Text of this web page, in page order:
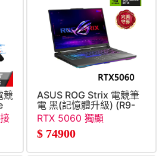
競
ASUS ROG Strix 電競筆
電 黑(記憶體升級) (R9-
RTX5060)
RTX 5060 獨顯
$ 74900